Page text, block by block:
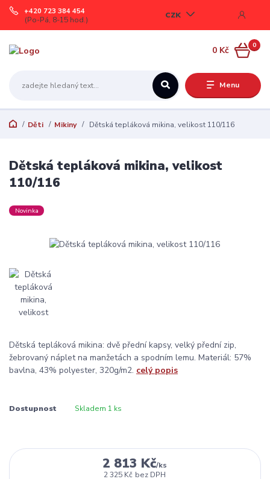
Menu
CZK
+420 723 384 454
(Po-Pá, 8-15 hod.)
0
0 Kč
Děti Mikiny Dětská tepláková mikina, velikost 110/116
Dětská tepláková mikina, velikost
110/116
Novinka
Dětská tepláková mikina: dvě přední kapsy, velký přední zip,
žebrovaný náplet na manžetách a spodním lemu. Materiál: 57%
bavlna, 43% polyester, 320g/m2. celý popis
Dostupnost Skladem 1 ks
2 813 Kč/ks
2 325 Kč bez DPH